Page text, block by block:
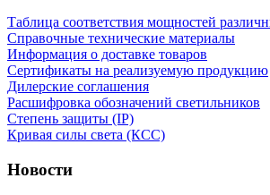
Таблица соответствия мощностей
Справочные технические материалы
Информация о доставке товаров
Сертификаты на реализуемую продукцию
Дилерские соглашения
Расшифровка обозначений светильников
Степень защиты (IP)
Кривая силы света (КСС)
Новости